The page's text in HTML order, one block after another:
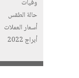
وفيات
حالة الطقس
أسعار العملات
أبراج 2022